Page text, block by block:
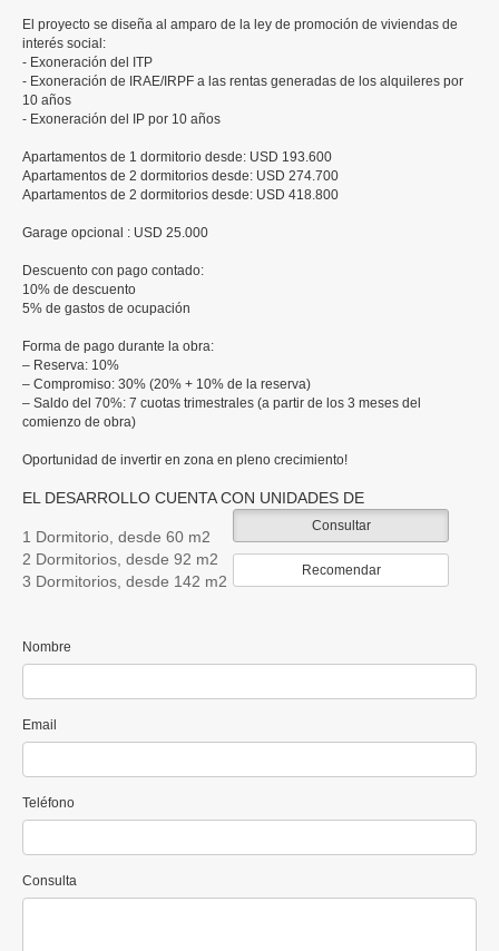
El proyecto se diseña al amparo de la ley de promoción de viviendas de
interés social:
- Exoneración del ITP
- Exoneración de IRAE/IRPF a las rentas generadas de los alquileres por
10 años
- Exoneración del IP por 10 años
Apartamentos de 1 dormitorio desde: USD 193.600
Apartamentos de 2 dormitorios desde: USD 274.700
Apartamentos de 2 dormitorios desde: USD 418.800
Garage opcional : USD 25.000
Descuento con pago contado:
10% de descuento
5% de gastos de ocupación
Forma de pago durante la obra:
– Reserva: 10%
– Compromiso: 30% (20% + 10% de la reserva)
– Saldo del 70%: 7 cuotas trimestrales (a partir de los 3 meses del
comienzo de obra)
Oportunidad de invertir en zona en pleno crecimiento!
EL DESARROLLO CUENTA CON UNIDADES DE
1 Dormitorio, desde 60 m2
2 Dormitorios, desde 92 m2
3 Dormitorios, desde 142 m2
Consultar
Recomendar
Nombre
Email
Teléfono
Consulta